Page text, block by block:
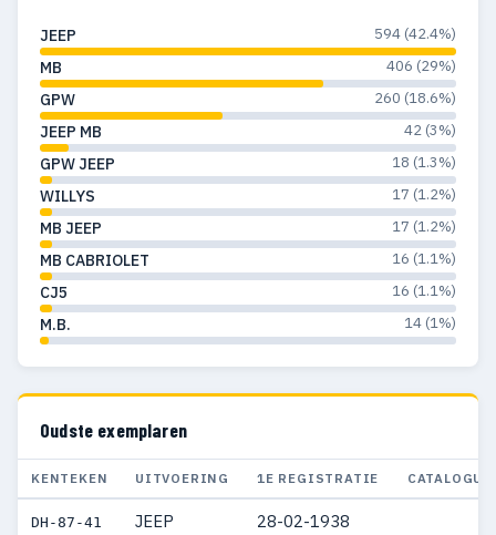
JEEP 594 (42.4%)
MB 406 (29%)
GPW 260 (18.6%)
JEEP MB 42 (3%)
GPW JEEP 18 (1.3%)
WILLYS 17 (1.2%)
MB JEEP 17 (1.2%)
MB CABRIOLET 16 (1.1%)
CJ5 16 (1.1%)
M.B. 14 (1%)
Oudste exemplaren
KENTEKEN UITVOERING 1E REGISTRATIE
DH-87-41 JEEP 28-02-1938